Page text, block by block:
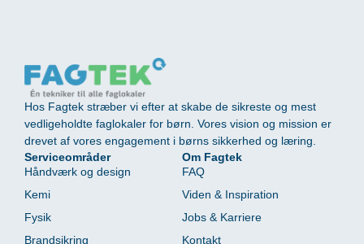
Hos Fagtek stræber vi efter at skabe de sikreste og mest
vedligeholdte faglokaler for børn. Vores vision og mission er
drevet af vores engagement i børns sikkerhed og læring.
Serviceområder
Håndværk og design
Kemi
Fysik
Brandsikring
Om Fagtek
FAQ
Viden & Inspiration
Jobs & Karriere
Kontakt